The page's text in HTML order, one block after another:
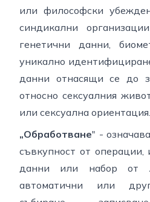
или философски
синдикални
генетични данни,
уникално
данни отнасящи се до
относно сексуалния
или сексуална ориентация.
„Обработване" -
съвкупност от
данни или набор от
автоматични или